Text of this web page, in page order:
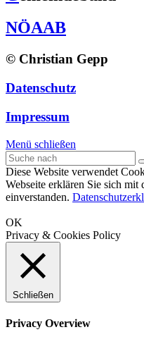
NÖAAB
© Christian Gepp
Datenschutz
Impressum
Menü schließen
Diese Website verwendet
Webseite erklären Sie sich
einverstanden.
OK
Privacy & Cookies Policy
Schließen
Privacy Overview